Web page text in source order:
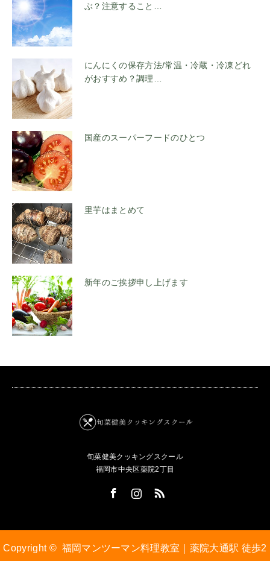
ぶ？注意すること…
にんにくの保存方法/常温・冷蔵・冷凍どれ
がおすすめ？調理…
国産のスーパーフードのひとつ
里芋はまとめて
新年のご挨拶申し上げます
旬菜健美クッキングスクール
福岡市中央区薬院2丁目
Copyright © 福岡マンツーマン料理教室｜薬院大通駅 徒歩2